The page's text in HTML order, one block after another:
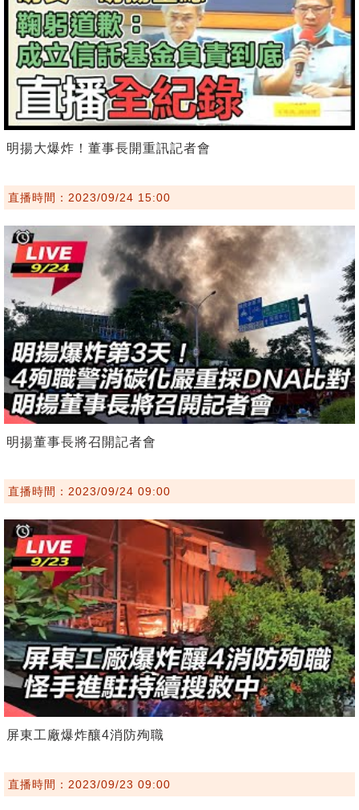
明揚大爆炸！董事長開重訊記者會
直播時間：2023/09/24 15:00
明揚董事長將召開記者會
直播時間：2023/09/24 09:00
屏東工廠爆炸釀4消防殉職
直播時間：2023/09/23 09:00